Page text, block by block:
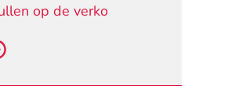
op de verko